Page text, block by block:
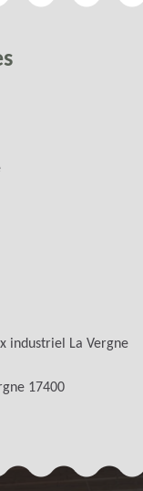
industriel La Vergne
17400